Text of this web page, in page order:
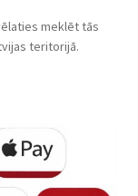
meklēt tās
teritorijā.